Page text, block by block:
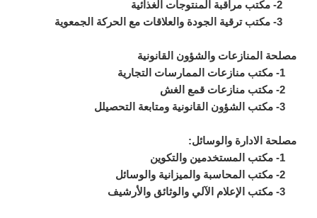
مصلحة المنازعات والشؤون القانونية
مصلحة الادارة والوسائل: